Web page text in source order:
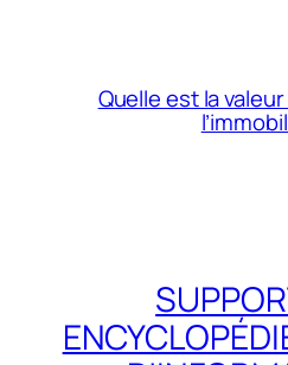
Quelle est la